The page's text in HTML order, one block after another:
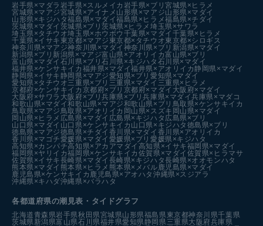
岩手県×マダラ 岩手県×スルメイカ 岩手県×ブリ宮城県×ヒラメ
宮城県×マアジ宮城県×アイナメ 山形県×マアジ山形県×マダイ
山形県×キジハタ福島県×マダイ福島県×ヒラメ福島県×チダイ
茨城県×マダイ 茨城県×ブリ茨城県×ヒラメ埼玉県×サワラ
埼玉県×タチウオ埼玉県×ホウボウ 千葉県×マダイ 千葉県×ヒラメ
千葉県×イサキ 東京都×マアジ 東京都×タチウオ東京都×シロギス
神奈川県×マアジ神奈川県×マダイ 神奈川県×ブリ 新潟県×マダイ
新潟県×ブリ 新潟県×マアジ富山県×アオリイカ富山県×ブリ
富山県×マダイ 石川県×ブリ石川県×キジハタ 石川県×マダイ
福井県×ケンサキイカ 福井県×マダイ福井県×アオリイカ 静岡県×マダイ
静岡県×イサキ 静岡県×マアジ愛知県×ブリ愛知県×マダイ
愛知県×タチウオ三重県×ブリ 三重県×マダイ 三重県×ヒラメ
京都府×ケンサキイカ 京都府×ブリ 京都府×マダイ 大阪府×マダイ
大阪府×サワラ 大阪府×ブリ兵庫県×ブリ兵庫県×マダイ兵庫県×マダコ
和歌山県×マダイ和歌山県×マアジ和歌山県×ブリ 鳥取県×ケンサキイカ
鳥取県×マアジ鳥取県×アオリイカ 岡山県×スズキ 岡山県×マダイ
岡山県×ヒラメ 広島県×マダイ 広島県×キジハタ 広島県×ブリ
山口県×マダイ 山口県×ケンサキイカ 山口県×キジハタ 徳島県×ブリ
徳島県×マアジ徳島県×チダイ 香川県×マダイ 香川県×アオリイカ
香川県×マゴチ愛媛県×マダイ 愛媛県×ブリ愛媛県×キジハタ
高知県×カンパチ高知県×アカアマダイ 高知県×イサキ福岡県×マダイ
福岡県×ヤリイカ福岡県×ケンサキイカ 佐賀県×マダイ 佐賀県×ヒラマサ
佐賀県×イサキ長崎県×マダイ 長崎県×キジハタ長崎県×オオモンハタ
熊本県×マダイ 熊本県×ヒラメ 熊本県×メバル鹿児島県×マダイ
鹿児島県×ケンサキイカ 鹿児島県×アオハタ沖縄県×スジアラ
沖縄県×キハダ沖縄県×バラハタ
各都道府県の潮見表 ・タイドグラフ
北海道青森県岩手県秋田県宮城県山形県福島県東京都神奈川県千葉県
茨城県新潟県富山県石川県福井県愛知県静岡県三重県大阪府兵庫県